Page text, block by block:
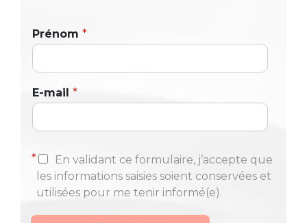
Prénom *
E-mail *
*
En validant ce formulaire, j’accepte que
les informations saisies soient conservées et
utilisées pour me tenir informé(e).